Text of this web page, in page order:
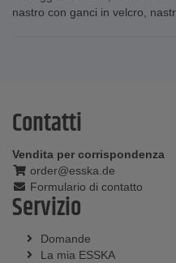
nastro con ganci in velcro,
Contatti
Vendita per corrispondenza
order@esska.de
Formulario di contatto
Servizio
Domande
La mia ESSKA